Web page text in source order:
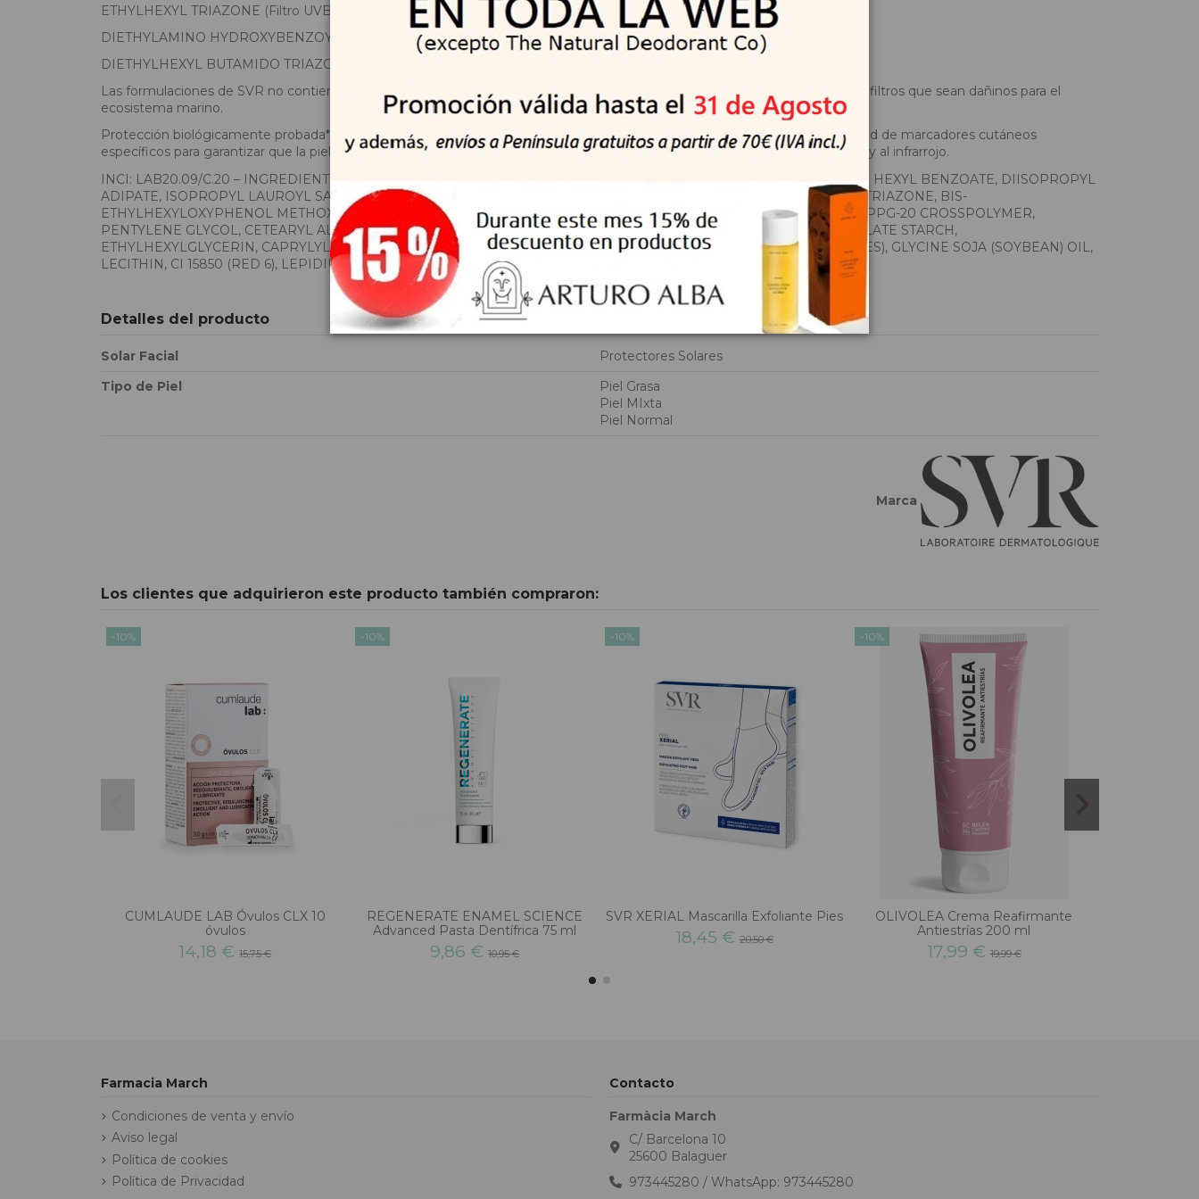
ETHYLHEXYL TRIAZONE (Filtro UVB)
DIETHYLAMINO HYDROXYBENZOYL HEXYL BENZOATE (Filtro UVA)
DIETHYLHEXYL BUTAMIDO TRIAZONE (Filtro UVB)
Las formulaciones de SVR no contienen filtros sospechosos de causar una alteración ni irritación en el sistema endocrino, ni filtros que sean dañinos para el
ecosistema marino.
Protección biológicamente probada*** frente a la luz infrarroja y visible (incluida la luz azul). Esta prueba monitorea la actividad de marcadores cutáneos
específicos para garantizar que la piel quede protegida del daño causado por la exposición a la luz visible (incluida la luz azul) y al infrarrojo.
INCI: LAB20.09/C.20 – INGREDIENTS: AQUA/WATER/EAU, SILICA, ISODODECANE, DIETHYLAMINO HYDROXYBENZOYL HEXYL BENZOATE, DIISOPROPYL
ADIPATE, ISOPROPYL LAUROYL SARCOSINATE, ETHYLHEXYL TRIAZONE, BEHENETH-25, DIETHYLHEXYL BUTAMIDO TRIAZONE, BIS-
ETHYLHEXYLOXYPHENOL METHOXYPHENYL TRIAZINE, COCO-CAPRYLATE/CAPRATE, DIMETHICONE/BIS-ISOBUTYL PPG-20 CROSSPOLYMER,
PENTYLENE GLYCOL, CETEARYL ALCOHOL, 1,2-HEXANEDIOL, NIACINAMIDE, COCO-GLUCOSIDE, SODIUM POLYACRYLATE STARCH,
ETHYLHEXYLGLYCERIN, CAPRYLYL GLYCOL, PARFUM (FRAGRANCE), GLYCERIN, TOCOPHEROL, CI 77492 (IRON OXIDES), GLYCINE SOJA (SOYBEAN) OIL,
LECITHIN, CI 15850 (RED 6), LEPIDIUM SATIVUM SPROUT EXTRACT, TRIETHOXYCAPRYLYLSILANE
Detalles del producto
Solar Facial
Protectores Solares
Tipo de Piel
Piel Grasa
Piel MIxta
Piel Normal
Marca
Los clientes que adquirieron este producto también compraron:
-10%
CUMLAUDE LAB Óvulos CLX 10
óvulos
14,18 €15,75 €
-10%
REGENERATE ENAMEL SCIENCE
Advanced Pasta Dentífrica 75 ml
9,86 €10,95 €
-10%
SVR XERIAL Mascarilla Exfoliante Pies
18,45 € 20,50 €
-10%
OLIVOLEA Crema Reafirmante
Antiestrías 200 ml
17,99 €19,99 €
Farmacia March
Condiciones de venta y envío
Aviso legal
Política de cookies
Política de Privacidad
Contacto
Farmàcia March
C/ Barcelona 10
25600 Balaguer
973445280 / WhatsApp: 973445280